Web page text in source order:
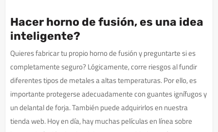
Hacer horno de fusión, es una idea
inteligente?
Quieres fabricar tu propio horno de fusión y preguntarte si es
completamente seguro? Lógicamente, corre riesgos al fundir
diferentes tipos de metales a altas temperaturas. Por ello, es
importante protegerse adecuadamente con guantes ignífugos y
un delantal de forja. También puede adquirirlos en nuestra
tienda web. Hoy en día, hay muchas películas en línea sobre